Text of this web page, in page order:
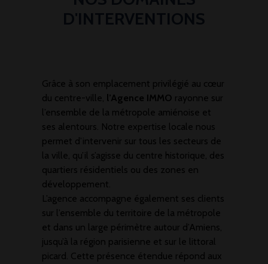
Grâce à son emplacement privilégié au cœur
du centre-ville, l’Agence IMMO rayonne sur
l’ensemble de la métropole amiénoise et
ses alentours. Notre expertise locale nous
permet d’intervenir sur tous les secteurs de
la ville, qu’il s’agisse du centre historique, des
quartiers résidentiels ou des zones en
développement.
L’agence accompagne également ses clients
sur l’ensemble du territoire de la métropole
et dans un large périmètre autour d’Amiens,
jusqu’à la région parisienne et sur le littoral
picard. Cette présence étendue répond aux